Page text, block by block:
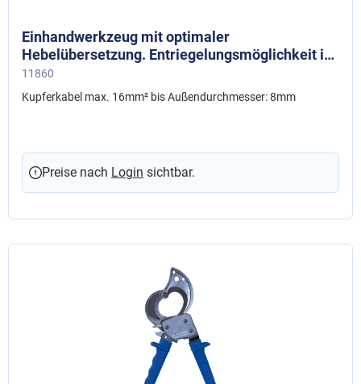
Einhandwerkzeug mit optimaler
Hebelübersetzung. Entriegelungsmöglichkeit in
jeder Schneidposition
11860
Kupferkabel max. 16mm² bis Außendurchmesser: 8mm
Preise nach Login sichtbar.